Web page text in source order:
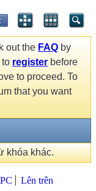
out the FAQ by
register before
to proceed. To
that you want
khóa khác.
Lên trên